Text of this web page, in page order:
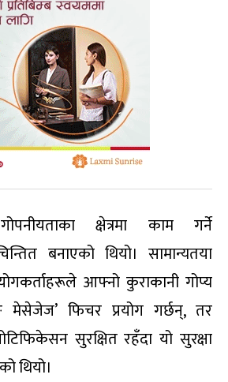
क्षेत्रमा काम गर्ने
बनाएको थियो। सामान्यतया
आफ्नो कुराकानी गोप्य
मेसेजेज’ फिचर प्रयोग गर्छन्, तर
सुरक्षित रहँदा यो सुरक्षा
थियो।